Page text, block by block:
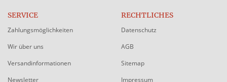
SERVICE
Zahlungsmöglichkeiten
Wir über uns
Versandinformationen
Newsletter
RECHTLICHES
Datenschutz
AGB
Sitemap
Impressum